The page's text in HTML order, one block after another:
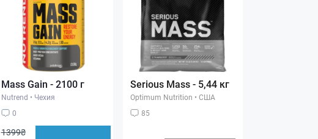
Mass Gain - 2100 г
Nutrend • Чехия
0
1399₴
Serious Mass - 5,44 кг
Optimum Nutrition • США
85